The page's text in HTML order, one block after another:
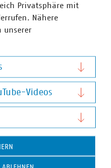
Privatsphäre mit
Nähere
unserer
Videos
Videos